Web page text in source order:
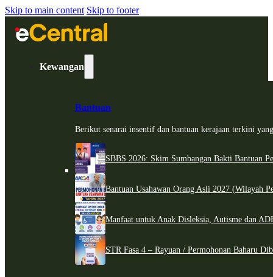
Skip to main content Skip to footer
Kewangan
Bantuan
Berikut senarai insentif dan bantuan kerajaan terkini
SBBS 2026: Skim Sumbangan Bakti Bantuan
Bantuan Usahawan Orang Asli 2027 (Wilayah
Manfaat untuk Anak Disleksia, Autisme dan
STR Fasa 4 – Rayuan / Permohonan Baharu